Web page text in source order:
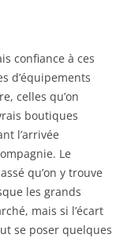
confiance à ces
d’équipements
celles qu’on
boutiques
l’arrivée
Le
qu’on y trouve
les grands
mais si l’écart
se poser quelques